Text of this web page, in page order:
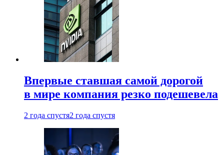
Впервые ставшая самой дорогой
в мире компания резко подешевела
2 года спустя2 года спустя